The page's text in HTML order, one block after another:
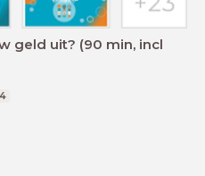
(90 min, incl